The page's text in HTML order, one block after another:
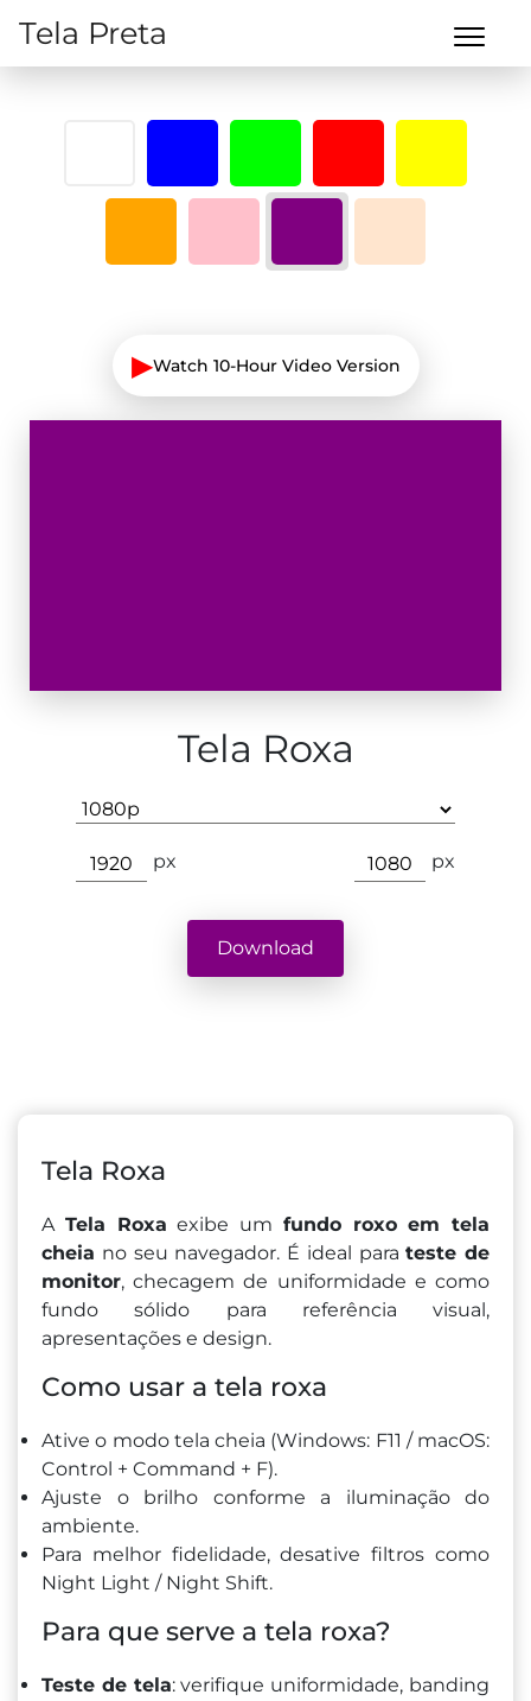
Tela Preta
▶Watch 10-Hour Video Version
Tela Roxa
px px
Download
Tela Roxa
A Tela Roxa exibe um fundo roxo em tela
cheia no seu navegador. É ideal parateste de
monitor, checagem de uniformidade e como
fundo sólido para referência visual,
apresentações e design.
Como usar a tela roxa
Ative o modo tela cheia (Windows: F11 / macOS:
Control + Command + F).
Ajuste o brilho conforme a iluminação do
ambiente.
Para melhor fidelidade, desative filtros como
Night Light / Night Shift.
Para que serve a tela roxa?
Teste de tela: verifique uniformidade, banding